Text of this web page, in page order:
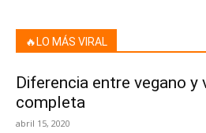
🔥LO MÁS VIRAL
Diferencia entre vegano y
completa
abril 15, 2020